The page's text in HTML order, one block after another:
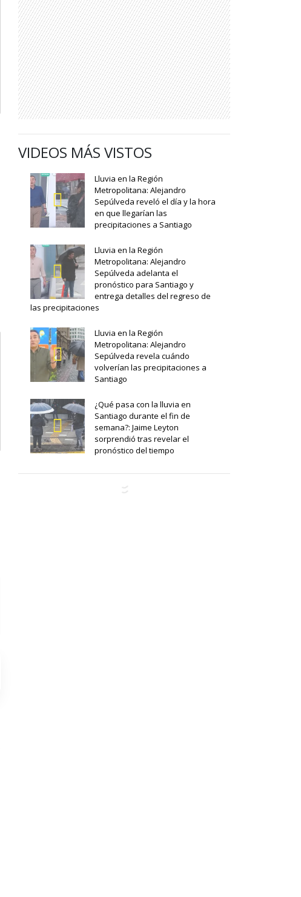
VIDEOS MÁS VISTOS
Lluvia en la Región
Metropolitana: Alejandro
Sepúlveda reveló el día y la hora
en que llegarían las
precipitaciones a Santiago
Lluvia en la Región
Metropolitana: Alejandro
Sepúlveda adelanta el
pronóstico para Santiago y
entrega detalles del regreso de
las precipitaciones
Lluvia en la Región
Metropolitana: Alejandro
Sepúlveda revela cuándo
volverían las precipitaciones a
Santiago
¿Qué pasa con la lluvia en
Santiago durante el fin de
semana?: Jaime Leyton
sorprendió tras revelar el
pronóstico del tiempo